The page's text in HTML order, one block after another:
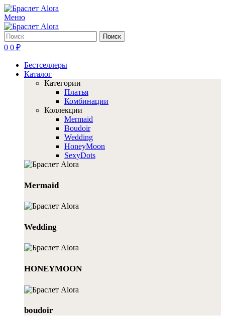
Меню
Поиск
0 0 ₽
Бестселлеры
Каталог
Категории
Платья
Комбинации
Коллекции
Mermaid
Boudoir
Wedding
HoneyMoon
SexyDots
Mermaid
Wedding
HONEYMOON
boudoir